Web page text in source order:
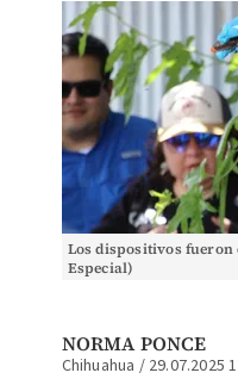
Los dispositivos fueron
Especial)
NORMA PONCE
Chihuahua / 29.07.2025